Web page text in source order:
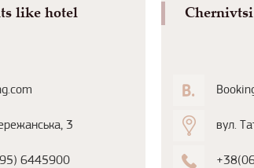
like hotel
3
6445900
вул.